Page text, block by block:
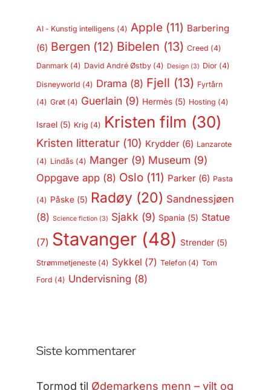
AI - Kunstig intelligens (4) Apple (11) Barbering
(6) Bergen (12) Bibelen (13) Creed (4)
Danmark(4) David André Østby(4) Design(3) Dior(4)
Disneyworld (4) Drama (8) Fjell (13) Fyrtårn
(4) Grøt(4) Guerlain (9) Hermès(5) Hosting (4)
Israel(5) Krig (4) Kristen film (30)
Kristen litteratur(10) Krydder(6) Lanzarote
(4) Lindås (4) Manger(9) Museum (9)
Oppgave app(8) Oslo(11) Parker(6) Pasta
(4) Påske(5) Radøy(20) Sandnessjøen
(8) Science fiction(3) Sjakk (9) Spania (5) Statue
(7) Stavanger(48) Strender(5)
Strømmetjeneste(4) Sykkel (7) Telefon(4) Tom
Ford (4) Undervisning (8)
Siste kommentarer
Tormod til Ødemarkens menn – vilt og